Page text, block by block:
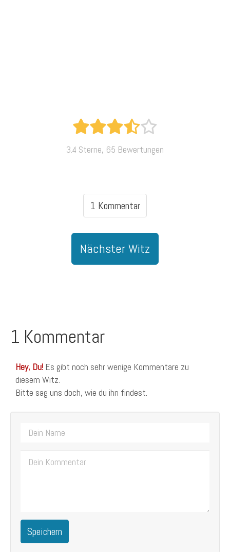
3.4 Sterne, 65 Bewertungen
1 Kommentar
Nächster Witz
1 Kommentar
Hey, Du! Es gibt noch sehr wenige Kommentare zu
diesem Witz.
Bitte sag uns doch, wie du ihn findest.
Speichern